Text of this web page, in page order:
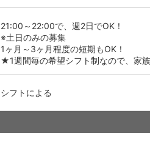
21:00～22:00で、週2日でOK！
※土日のみの募集
1ヶ月～3ヶ月程度の短期もOK！
★1週間毎の希望シフト制なので、家
シフトによる